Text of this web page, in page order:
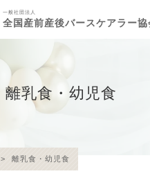
一般社団法人
全国産前産後バースケアラー協
離乳食・幼児食
> 離乳食・幼児食